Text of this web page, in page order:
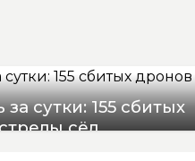
за сутки: 155 сбитых
сёл